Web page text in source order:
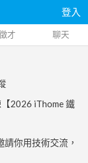
登入
才 聊天
2026 iThome 鐵
你用技術交流，